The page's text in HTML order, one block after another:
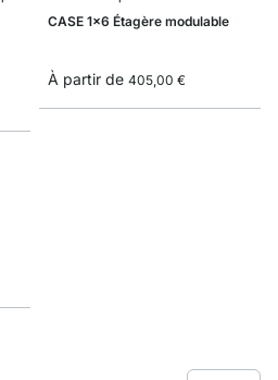
CASE 1x6 Étagère modulable
À partir de 405,00 €